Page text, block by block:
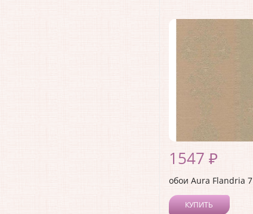
1547 ₽
обои Aura Flandria
КУПИТЬ